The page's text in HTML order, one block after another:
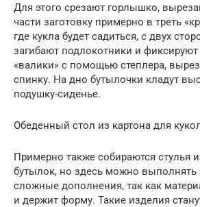
Для этого срезают горлышко,
части заготовку примерно в треть
где кукла будет садиться, с двух
загибают подлокотники и
«валики» с помощью степлера,
спинку. На дно бутылочки кладут
подушку-сиденье.
Обеденный стол из картона для
Примерно также собираются стулья
бутылок, но здесь можно
сложные дополнения, так как
и держит форму. Такие изделия